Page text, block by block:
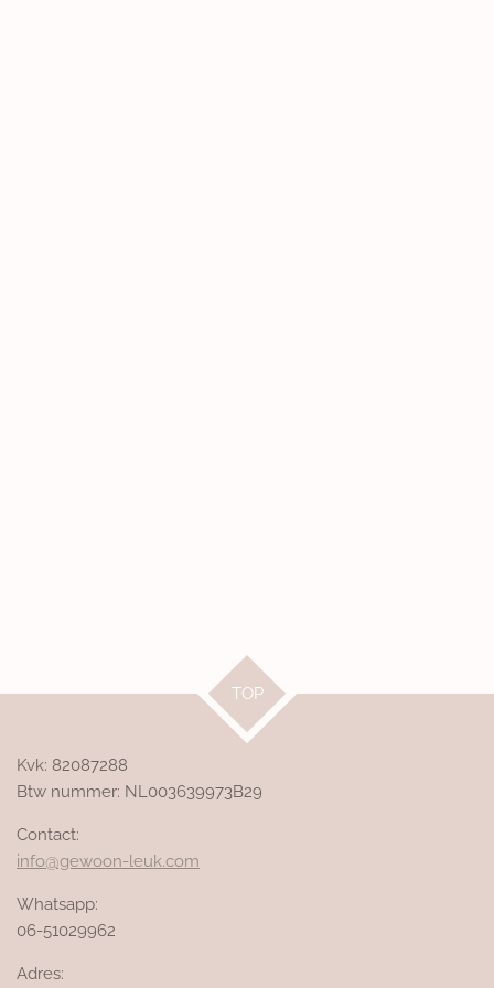
TOP
Kvk: 82087288
Btw nummer: NL003639973B29
Contact:
info@gewoon-leuk.com
Whatsapp:
06-51029962
Adres: